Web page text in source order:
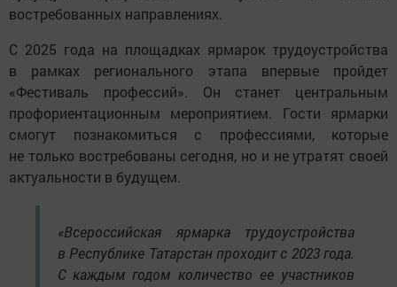
востребованных направлениях.
С 2025 года на площадках ярмарок трудоустройства
в рамках регионального этапа впервые пройдет
«Фестиваль профессий». Он станет центральным
профориентационным мероприятием. Гости ярмарки
смогут познакомиться с профессиями, которые
не только востребованы сегодня, но и не утратят своей
актуальности в будущем.
«Всероссийская ярмарка трудоустройства
в Республике Татарстан проходит с 2023 года.
С каждым годом количество ее участников